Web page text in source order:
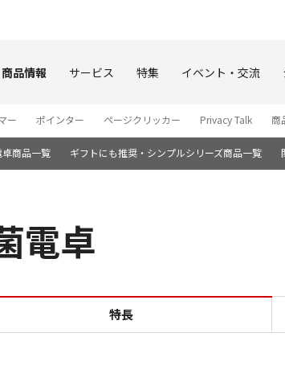
商品情報 サービス 特集 イベント・交流
ー ポインター ページクリッカー Privacy Talk 商
卓商品一覧 ギフトにも推奨・シンプルシリーズ商品一覧
電卓
特長 HS-1201T 抗菌電卓
特長